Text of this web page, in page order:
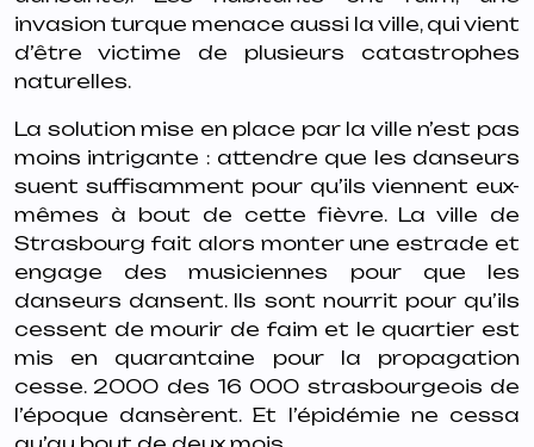
invasion turque menace aussi la ville, qui vient
d’être victime de plusieurs catastrophes
naturelles.
La solution mise en place par la ville n’est pas
moins intrigante : attendre que les danseurs
suent suffisamment pour qu’ils viennent eux-
mêmes à bout de cette fièvre. La ville de
Strasbourg fait alors monter une estrade et
engage des musiciennes pour que les
danseurs dansent. Ils sont nourrit pour qu’ils
cessent de mourir de faim et le quartier est
mis en quarantaine pour la propagation
cesse. 2000 des 16 000 strasbourgeois de
l’époque dansèrent. Et l’épidémie ne cessa